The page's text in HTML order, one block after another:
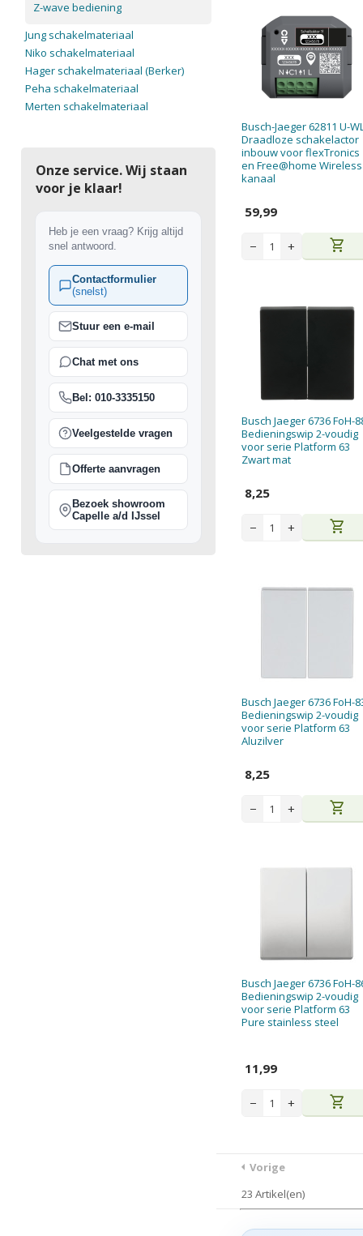
Busch-Jaeger 62811 U-
Draadloze schakelactor
inbouw voor flexTronics
en Free@home
kanaal
59,99
− + shopping_cart
Busch Jaeger 6736 FoH-
Bedieningswip 2-voudig
voor serie Platform 63
Zwart mat
8,25
− + shopping_cart
Busch Jaeger 6736 FoH-
Bedieningswip 2-voudig
voor serie Platform 63
Aluzilver
8,25
− + shopping_cart
Busch Jaeger 6736 FoH-
Bedieningswip 2-voudig
voor serie Platform 63
Pure stainless steel
11,99
− + shopping_cart
Vorige
23 Artikel(en)
Z-wave bediening
Jung schakelmateriaal
Niko schakelmateriaal
Hager schakelmateriaal (Berker)
Peha schakelmateriaal
Merten schakelmateriaal
Onze service. Wij staan
voor je klaar!
Heb je een vraag? Krijg altijd
snel antwoord.
Contactformulier
(snelst)
Stuur een e-mail
Chat met ons
Bel: 010-3335150
Veelgestelde vragen
Offerte aanvragen
Bezoek showroom
Capelle a/d IJssel